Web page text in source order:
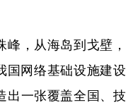
，从海岛到戈壁，
网络基础设施建设
出一张覆盖全国、技